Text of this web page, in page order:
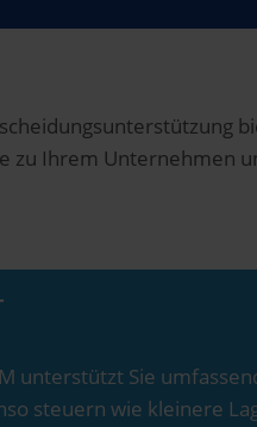
zu Ihrem Unternehmen
unterstützt Sie
steuern wie kleinere